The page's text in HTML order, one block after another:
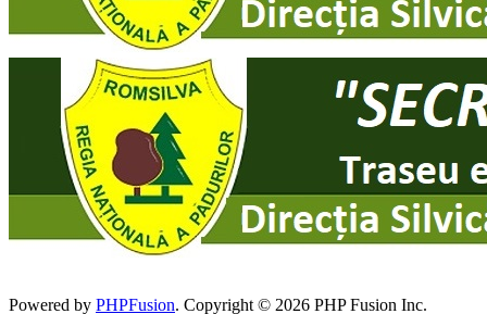
Powered by PHPFusion. Copyright © 2026 PHP Fusion Inc.